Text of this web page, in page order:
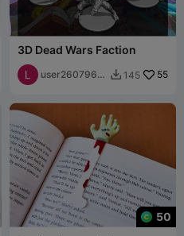
3D Dead Wars Faction
user2607965
 145 55
50